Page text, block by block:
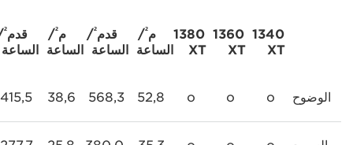
‎1340
XT
‎1360
XT
‎1380
XT
م²
/
الساعة
قدم²
/
الساعة
م²
/
الساعة
قدم²
الوضوح 52,8
568,3
38,6
415,5